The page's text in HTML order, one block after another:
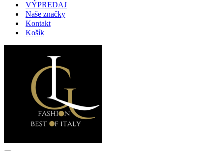
VÝPREDAJ
Naše značky
Kontakt
Košík